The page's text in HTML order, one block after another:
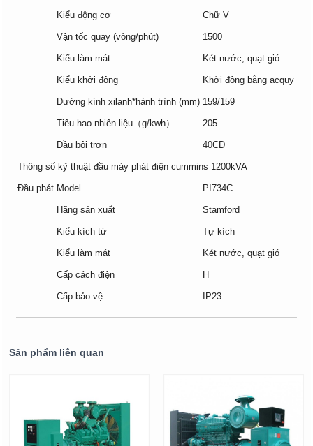
Kiểu động cơ Chữ V
Vận tốc quay (vòng/phút) 1500
Kiểu làm mát Két nước, quạt gió
Kiểu khởi động Khởi động bằng acquy
Đường kính xilanh*hành trình (mm) 159/159
Tiêu hao nhiên liệu（g/kwh） 205
Dầu bôi trơn 40CD
Thông số kỹ thuật đầu máy phát điện cummins 1200kVA
Đầu phát Model PI734C
Hãng sản xuất Stamford
Kiểu kích từ Tự kích
Kiểu làm mát Két nước, quạt gió
Cấp cách điện H
Cấp bảo vệ IP23
Sản phẩm liên quan